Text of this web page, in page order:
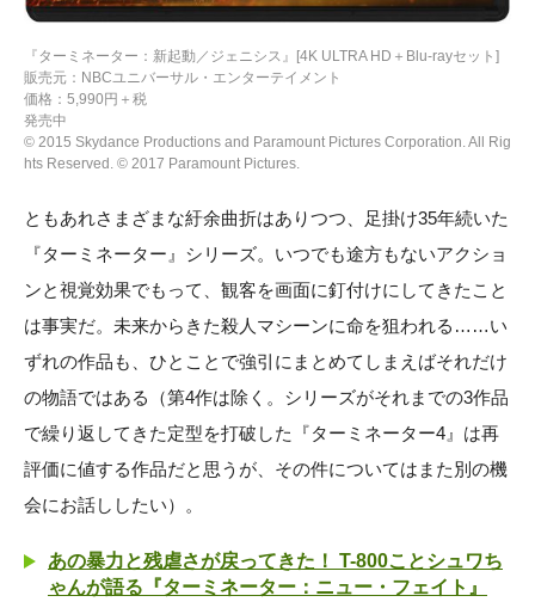
『ターミネーター：新起動／ジェニシス』[4K ULTRA HD＋Blu-rayセット]
販売元：NBCユニバーサル・エンターテイメント
価格：5,990円＋税
発売中
© 2015 Skydance Productions and Paramount Pictures Corporation. All Rig
hts Reserved. © 2017 Paramount Pictures.
ともあれさまざまな紆余曲折はありつつ、足掛け35年続いた
『ターミネーター』シリーズ。いつでも途方もないアクショ
ンと視覚効果でもって、観客を画面に釘付けにしてきたこと
は事実だ。未来からきた殺人マシーンに命を狙われる……い
ずれの作品も、ひとことで強引にまとめてしまえばそれだけ
の物語ではある（第4作は除く。シリーズがそれまでの3作品
で繰り返してきた定型を打破した『ターミネーター4』は再
評価に値する作品だと思うが、その件についてはまた別の機
会にお話ししたい）。
あの暴力と残虐さが戻ってきた！ T-800ことシュワち
ゃんが語る『ターミネーター：ニュー・フェイト』